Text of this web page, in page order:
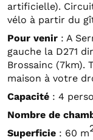
artificielle).
vélo à partir du
Pour venir : A
gauche la D271
Brossainc (7km).
maison à votre
Capacité : 4
Nombre de
Superficie : 60 m